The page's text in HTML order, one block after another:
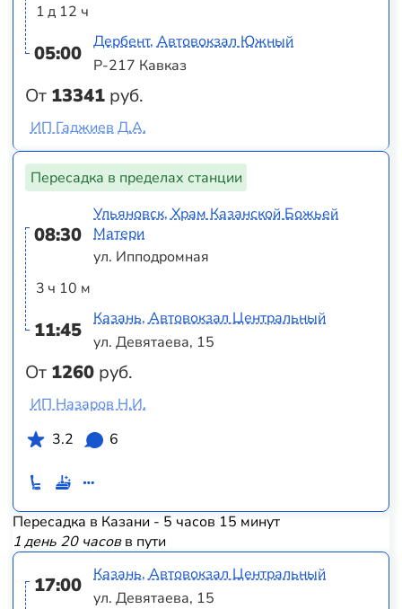
1 д 12 ч
05:00
От 13341 руб.
Дербент, Автовокзал Южный
Р-217 Кавказ
ИП Гаджиев Д.А.
Пересадка в пределах станции
08:30
3 ч 10 м
11:45
От 1260 руб.
Ульяновск, Храм Казанской Божьей
Матери
ул. Ипподромная
Казань, Автовокзал Центральный
ул. Девятаева, 15
ИП Назаров Н.И.
3.2
6
Пересадка в Казани - 5 часов 15 минут
1 день 20 часовв пути
17:00
Казань, Автовокзал Центральный
ул. Девятаева, 15